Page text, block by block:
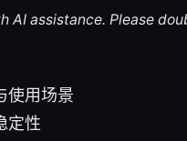
AI assistance. Please
使用场景
定性